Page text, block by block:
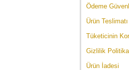
Ödeme
Ürün
Tüketicinin
Gizlilik
Ürün İadesi